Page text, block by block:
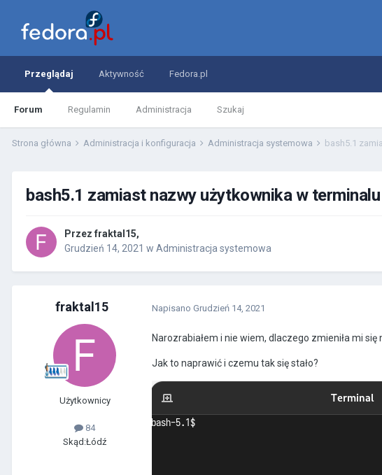
Przeglądaj
Forum Regulamin Administracja Szukaj
Aktywność Fedora.pl
Strona główna Administracja i konfiguracja Administracja systemowa bash5.1
bash5.1 zamiast nazwy użytkownika w terminalu
Przez fraktal15,
Grudzień 14, 2021 w Administracja systemowa
fraktal15
Użytkownicy
84
Skąd:Łódź
Napisano Grudzień 14, 2021
Narozrabiałem i nie wiem, dlaczego zmieniła mi
Jak to naprawić i czemu tak się stało?